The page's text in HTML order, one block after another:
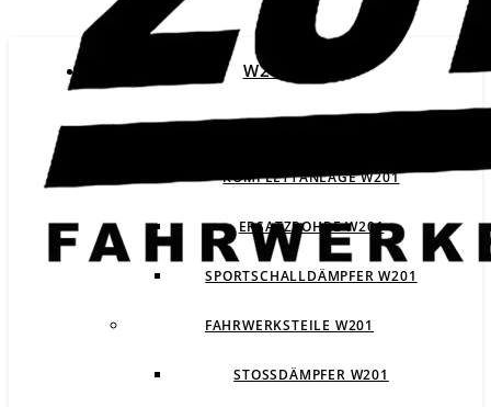
W201
KOMPLETTANLAGE W201
ERSATZROHRE W201
SPORTSCHALLDÄMPFER W201
FAHRWERKSTEILE W201
STOSSDÄMPFER W201